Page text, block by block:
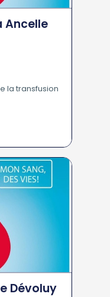
Ancelle
la transfusion
Dévoluy